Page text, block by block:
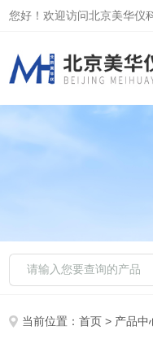
您好！欢迎访问北京美华仪
当前位置：首页 > 产品中